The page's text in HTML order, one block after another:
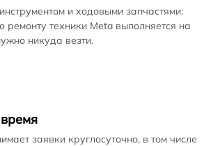
и ходовыми запчастями:
ремонту техники Meta выполняется на
никуда везти.
заявки круглосуточно, в том числе